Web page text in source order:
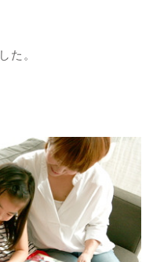
た。